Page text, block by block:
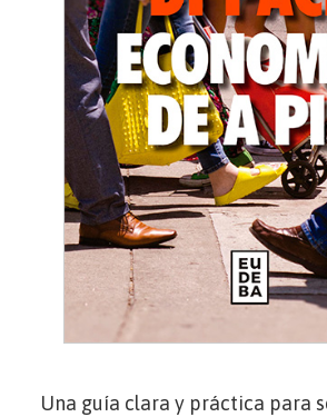
Una guía clara y práctica para